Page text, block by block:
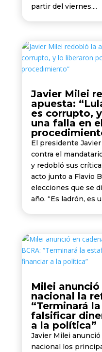
partir del viernes....
Javier Milei
apuesta:
es corrupto,
una falla en
El presidente
contra el
y redobló sus
acto junto a Flavio
elecciones que se
año. “Es ladrón, es
Milei
nacional la
“Terminará
falsificar
a la política”
Javier Milei
nacional los